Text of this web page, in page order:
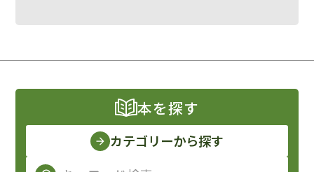
本を探す
カテゴリーから探す